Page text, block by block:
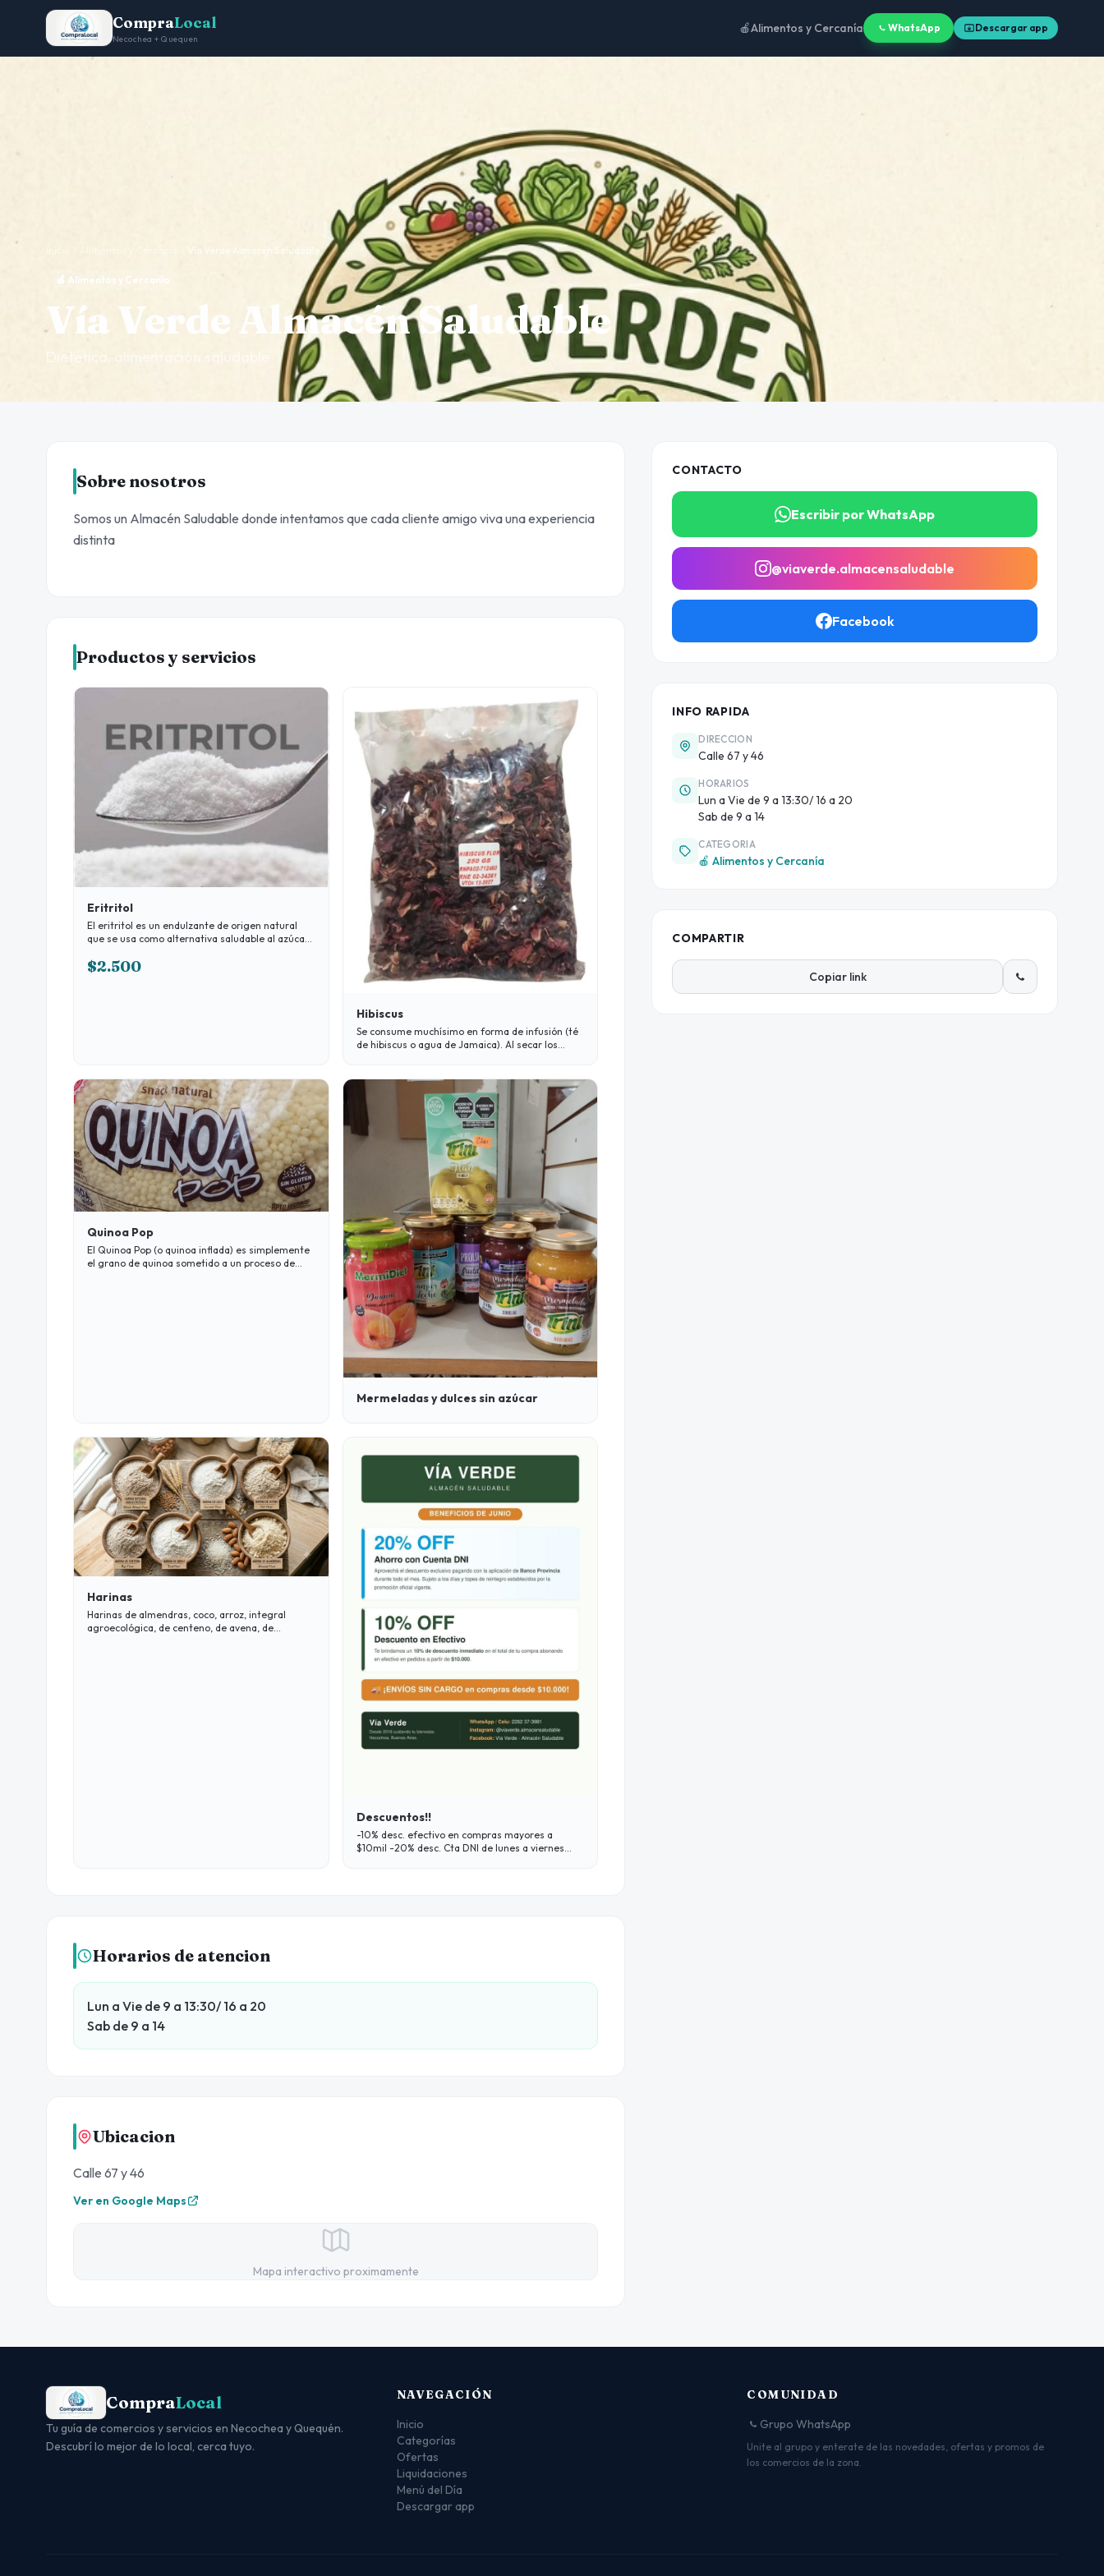
CompraLocal
Necochea + Quequen
🍎Alimentos y Cercanía WhatsApp Descargar app
Vía Verde Almacén Saludable
🍎 Alimentos y Cercanía
Vía Verde Almacén Saludable
Dietética, alimentación saludable
Sobre nosotros
Somos un Almacén Saludable donde intentamos que cada cliente amigo viva una experiencia
distinta
Productos y servicios
Eritritol
El eritritol es un endulzante de origen natural
que se usa como alternativa saludable al azúcar.
alcoholes de azúcar), pero no contiene ni una
$2.500
Hibiscus
Se consume muchísimo en forma de infusión (té
de hibiscus o agua de Jamaica). Al secar los
Quinoa Pop
El Quinoa Pop (o quinoa inflada) es simplemente
el grano de quinoa sometido a un proceso de
Mermeladas y dulces sin azúcar
Harinas
Harinas de almendras, coco, arroz, integral
agroecológica, de centeno, de avena, de
Descuentos!!
-10% desc. efectivo en compras mayores a
$10mil -20% desc. Cta DNI de lunes a viernes
Horarios de atencion
Lun a Vie de 9 a 13:30/ 16 a 20
Sab de 9 a 14
Ubicacion
Calle 67 y 46
Ver en Google Maps
Mapa interactivo proximamente
CONTACTO
Escribir por WhatsApp
@viaverde.almacensaludable
Facebook
INFO RAPIDA
DIRECCION
Calle 67 y 46
HORARIOS
Lun a Vie de 9 a 13:30/ 16 a 20
Sab de 9 a 14
CATEGORIA
🍎 Alimentos y Cercanía
COMPARTIR
Copiar link
CompraLocal
Tu guía de comercios y servicios en Necochea y Quequén.
Descubrí lo mejor de lo local, cerca tuyo.
NAVEGACIÓN
Inicio
Categorías
Ofertas
Liquidaciones
Menú del Día
Descargar app
COMUNIDAD
Grupo WhatsApp
Unite al grupo y enterate de las novedades, ofertas y promos de
los comercios de la zona.